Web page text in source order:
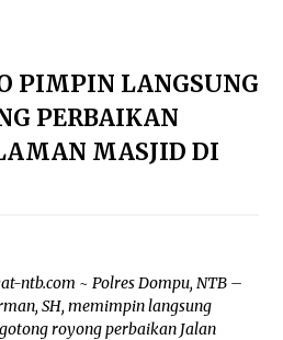
PIMPIN LANGSUNG
PERBAIKAN
MASJID DI
ntb.com ~ Polres Dompu, NTB –
SH, memimpin langsung
royong perbaikan Jalan